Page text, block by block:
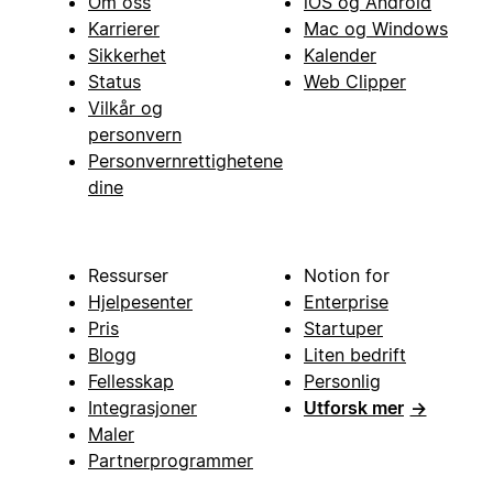
Karrierer
Sikkerhet
Status
Vilkår og
personvern
Personvernrettighetene
dine
Mac og Windows
Kalender
Web Clipper
Ressurser
Hjelpesenter
Pris
Blogg
Fellesskap
Integrasjoner
Maler
Partnerprogrammer
Notion for
Enterprise
Startuper
Liten bedrift
Personlig
Utforsk mer →